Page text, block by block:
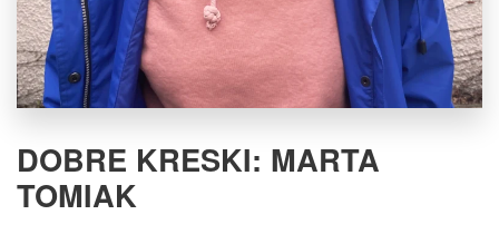
DOBRE KRESKI: MARTA
TOMIAK